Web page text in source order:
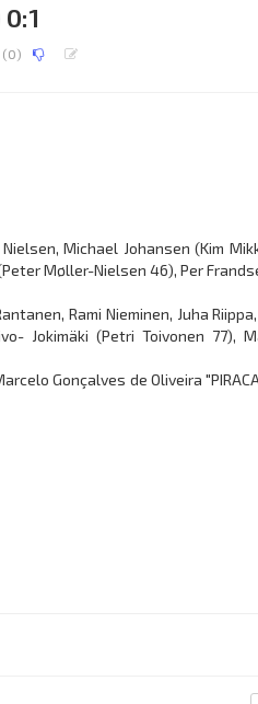
(0)
Michael Johansen (Kim
Møller-Nielsen 46), Per
Rami Nieminen, Juha
Jokimäki (Petri Toivonen 77),
Gonçalves de Oliveira